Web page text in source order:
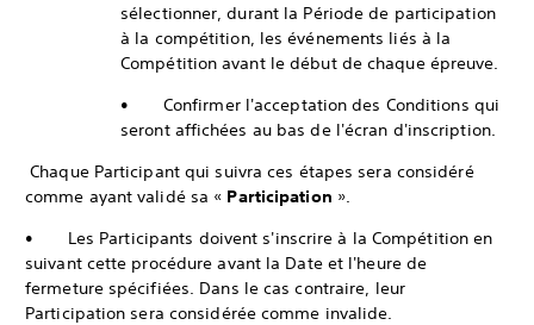
sélectionner, durant la Période de participation
à la compétition, les événements liés à la
Compétition avant le début de chaque épreuve.
• Confirmer l'acceptation des Conditions qui
seront affichées au bas de l'écran d'inscription.
Chaque Participant qui suivra ces étapes sera considéré
comme ayant validé sa « Participation ».
• Les Participants doivent s'inscrire à la Compétition en
suivant cette procédure avant la Date et l'heure de
fermeture spécifiées. Dans le cas contraire, leur
Participation sera considérée comme invalide.